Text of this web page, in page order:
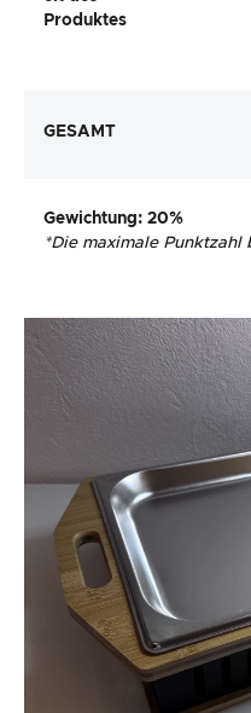
Produktes
GESAMT
Gewichtung: 20%
*Die maximale Punktzahl